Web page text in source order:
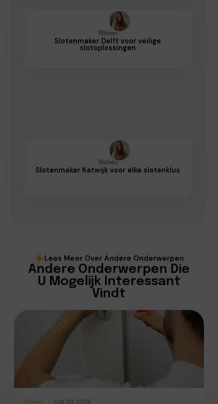
Wonen
Slotenmaker Delft voor veilige
slotoplossingen
Wonen
Slotenmaker Katwijk voor elke slotenklus
Lees Meer Over Andere Onderwerpen
Andere Onderwerpen Die
U Mogelijk Interessant
Vindt
Wonen Aug 03, 2026